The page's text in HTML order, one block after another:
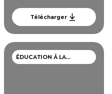
Télécharger
ÉDUCATION À LA
SEXUALITÉ